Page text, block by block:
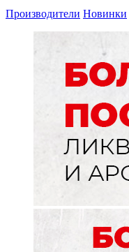
Производители Новинки